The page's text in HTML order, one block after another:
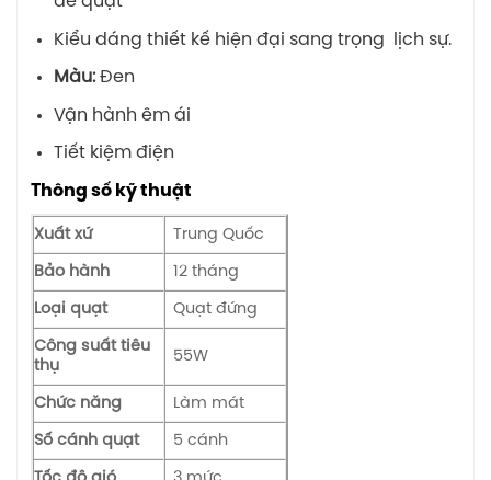
Kiểu dáng thiết kế hiện đại sang trọng lịch sự.
Màu:Đen
Vận hành êm ái
Tiết kiệm điện
Thông số kỹ thuật
Xuất xứ Trung Quốc
Bảo hành 12 tháng
Loại quạt Quạt đứng
Công suất tiêu
thụ
55W
Chức năng Làm mát
Số cánh quạt 5 cánh